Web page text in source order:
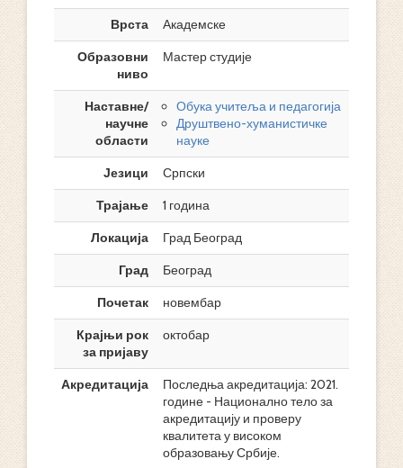
Врста
Академске
Образовни
ниво
Мастер студије
Наставне/
научне
области
Обука учитеља и педагогија
Друштвено-хуманистичке
науке
Језици
Српски
Трајање
1 година
Локација
Град Београд
Град
Београд
Почетак
новембар
Крајњи рок
за пријаву
октобар
Акредитација
Последња акредитација: 2021.
године - Национално тело за
акредитацију и проверу
квалитета у високом
образовању Србије.